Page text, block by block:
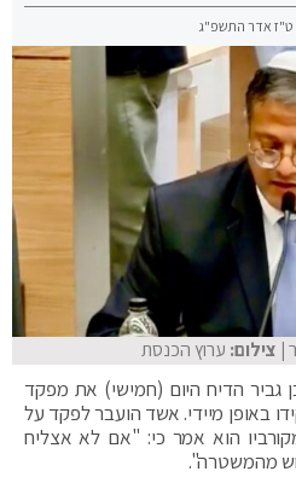
ט"ז אדר התשפ"ג
| צילום: ערוץ הכנסת
גביר הדיח היום (חמישי) את מפקד
באופן מיידי. אשד הועבר לפקד על
הוא אמר כי: "אם לא אצליח
מהמשטרה".